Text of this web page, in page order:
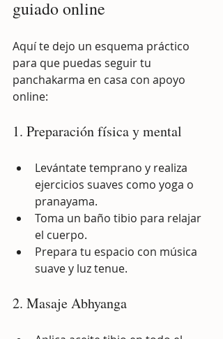
guiado online
Aquí te dejo un esquema práctico
para que puedas seguir tu
panchakarma en casa con apoyo
online:
1. Preparación física y mental
Levántate temprano y realiza
ejercicios suaves como yoga o
pranayama.
Toma un baño tibio para relajar
el cuerpo.
Prepara tu espacio con música
suave y luz tenue.
2. Masaje Abhyanga